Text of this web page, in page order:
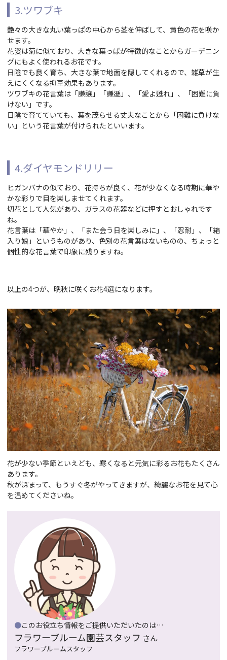
3.ツワブキ
艶々の大きな丸い葉っぱの中心から茎を伸ばして、黄色の花を咲か
せます。
花姿は菊に似ており、大きな葉っぱが特徴的なことからガーデニン
グにもよく使われるお花です。
日陰でも良く育ち、大きな葉で地面を隠してくれるので、雑草が生
えにくくなる抑草効果もあります。
ツワブキの花言葉は「謙譲」「謙遜」、「愛よ甦れ」、「困難に負
けない」です。
日陰で育てていても、葉を茂らせる丈夫なことから「困難に負けな
い」という花言葉が付けられたといいます。
4.ダイヤモンドリリー
ヒガンバナの似ており、花持ちが良く、花が少なくなる時期に華や
かな彩りで目を楽しませてくれます。
切花として人気があり、ガラスの花器などに押すとおしゃれです
ね。
花言葉は「華やか」、「また会う日を楽しみに」、「忍耐」、「箱
入り娘」というものがあり、色別の花言葉はないものの、ちょっと
個性的な花言葉で印象に残りますね。
以上の4つが、晩秋に咲くお花4選になります。
花が少ない季節といえども、寒くなると元気に彩るお花もたくさん
あります。
秋が深まって、もうすぐ冬がやってきますが、綺麗なお花を見て心
を温めてくださいね。
●このお役立ち情報をご提供いただいたのは…
フラワーブルーム園芸スタッフ さん
フラワーブルームスタッフ